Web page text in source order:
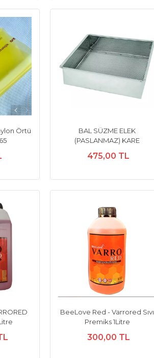
Örtü
BAL SÜZME ELEK
(PASLANMAZ) KARE
475,00 TL
BeeLove Red - Varrored Sıvı
Premiks 1Litre
300,00 TL